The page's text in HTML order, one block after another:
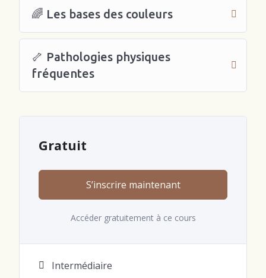
🌈 Les bases des couleurs
🦴 Pathologies physiques
fréquentes
Gratuit
S’inscrire maintenant
Accéder gratuitement à ce cours
Intermédiaire